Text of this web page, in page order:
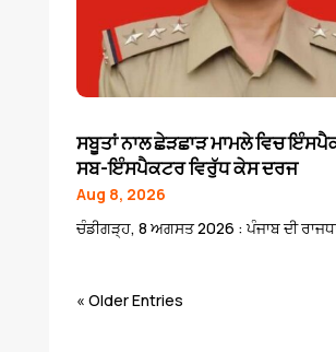
ਸਬੂਤਾਂ ਨਾਲ ਛੇੜਛਾੜ ਮਾਮਲੇ ਵਿਚ
ਸਬ-ਇੰਸਪੈਕਟਰ ਵਿਰੁੱਧ ਕੇਸ ਦਰਜ
Aug 8, 2026
ਚੰਡੀਗੜ੍ਹ, 8 ਅਗਸਤ 2026 : ਪੰਜਾਬ ਦੀ
« Older Entries